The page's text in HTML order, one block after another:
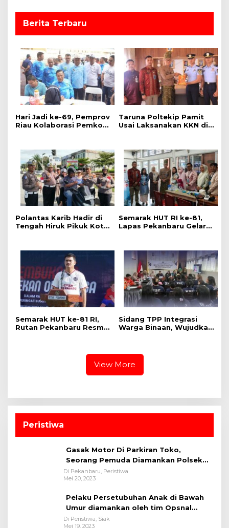
Berita Terbaru
‎Hari Jadi ke-69, Pemprov
Riau Kolaborasi Pemkot
Taruna Poltekip Pamit
Usai Laksanakan KKN di
Polantas Karib Hadir di
Tengah Hiruk Pikuk Kota
Semangat Keselamatan,
Nasionalisme dan Green
Policing Jelang HUT KE-
81 RI
Semarak HUT RI ke-81,
Lapas Pekanbaru Gelar
Binaan dan Masyarakat
Semarak HUT ke-81 RI,
Rutan Pekanbaru Resmi
Sidang TPP Integrasi
Warga Binaan, Wujudkan
View More
Peristiwa
Gasak Motor Di Parkiran Toko,
Seorang Pemuda Diamankan Polsek
Bukit Raya
Di Pekanbaru, Peristiwa
Mei 20, 2023
Pelaku Persetubuhan Anak di Bawah
Umur diamankan oleh tim Opsnal
Polsek Tualang-Polres Siak-Polda Riau
Di Peristiwa, Siak
Mei 19, 2023